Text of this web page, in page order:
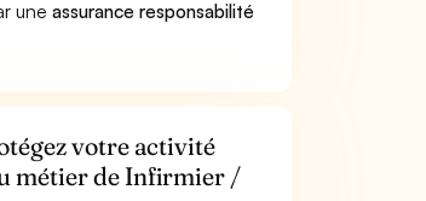
uneassurance responsabilité
votre activité
métier de Infirmier /